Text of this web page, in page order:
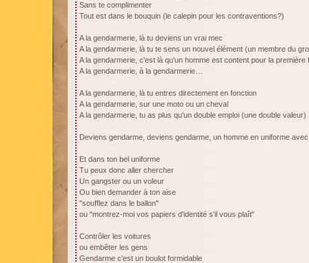
Sans te complimenter
Tout est dans le bouquin (le calepin pour les contraventions?)
A la gendarmerie, là tu deviens un vrai mec
A la gendarmerie, là tu te sens un nouvel élément (un membre du
A la gendarmerie, c'est là qu'un homme est content pour la première
A la gendarmerie, à la gendarmerie…
A la gendarmerie, là tu entres directement en fonction
A la gendarmerie, sur une moto ou un cheval
A la gendarmerie, tu as plus qu'un double emploi (une double valeur)
Deviens gendarme, deviens gendarme, un homme en uniforme
Et dans ton bel uniforme
Tu peux donc aller chercher
Un gangster ou un voleur
Ou bien demander à ton aise
"soufflez dans le ballon"
ou "montrez-moi vos papiers d'identité s'il vous plaît"
Contrôler les voitures
ou embêter les gens
Gendarme c'est un boulot formidable